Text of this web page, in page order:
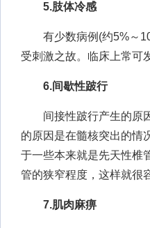
5.肢体冷感
有少数病例(约5%～
受刺激之故。临床上常可
6.间歇性跛行
间接性跛行产生的原因
的原因是在髓核突出的情
于一些本来就是先天性椎
管的狭窄程度，这样就很
7.肌肉麻痹